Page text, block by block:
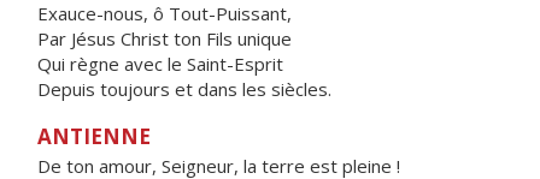
Exauce-nous, ô Tout-Puissant,
Par Jésus Christ ton Fils unique
Qui règne avec le Saint-Esprit
Depuis toujours et dans les siècles.
ANTIENNE
De ton amour, Seigneur, la terre est pleine !